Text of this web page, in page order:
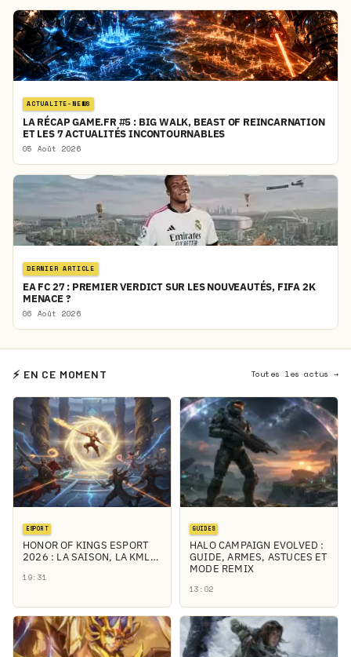
ACTUALITE-NEWS
LA RÉCAP GAME.FR #5 : BIG WALK, BEAST OF REINCARNATION
ET LES 7 ACTUALITÉS INCONTOURNABLES
05 Août 2026
DERNIER ARTICLE
EA FC 27 : PREMIER VERDICT SUR LES NOUVEAUTÉS, FIFA 2K
MENACE ?
06 Août 2026
⚡ EN CE MOMENT Toutes les actus →
ESPORT
HONOR OF KINGS ESPORT
2026 : LA SAISON, LA KML…
19:31
GUIDES
HALO CAMPAIGN EVOLVED :
GUIDE, ARMES, ASTUCES ET
MODE REMIX
13:02